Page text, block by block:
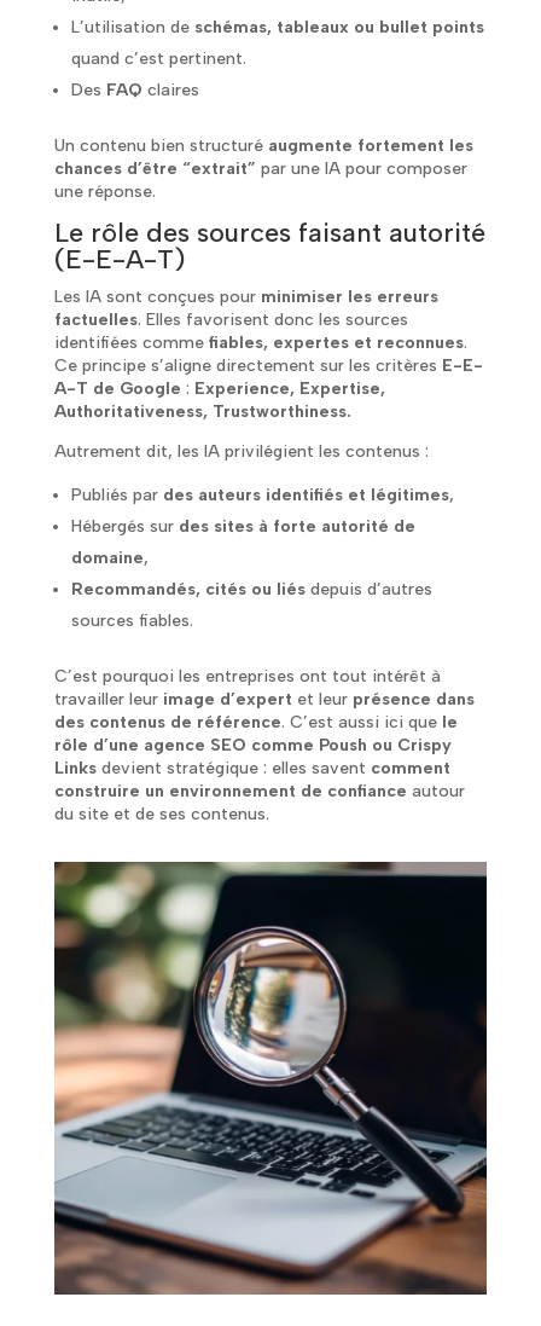
L’utilisation de schémas, tableaux ou bullet points
quand c’est pertinent.
Des FAQ claires
Un contenu bien structuré augmente fortement les
chances d’être “extrait” par une IA pour composer
une réponse.
Le rôle des sources faisant autorité
(E-E-A-T)
Les IA sont conçues pour minimiser les erreurs
factuelles. Elles favorisent donc les sources
identifiées comme fiables, expertes et reconnues.
Ce principe s’aligne directement sur les critères E-E-
A-T de Google : Experience, Expertise,
Authoritativeness, Trustworthiness.
Autrement dit, les IA privilégient les contenus :
Publiés par des auteurs identifiés et légitimes,
Hébergés sur des sites à forte autorité de
domaine,
Recommandés, cités ou liésdepuis d’autres
sources fiables.
C’est pourquoi les entreprises ont tout intérêt à
travailler leur image d’expert et leur présence dans
des contenus de référence. C’est aussi ici que le
rôle d’une agence SEO comme Poush ou Crispy
Linksdevient stratégique : elles savent comment
construire un environnement de confiance autour
du site et de ses contenus.